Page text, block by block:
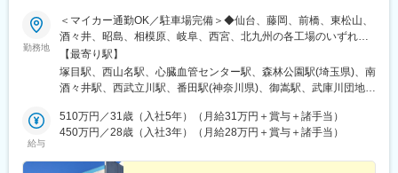
勤務地
＜マイカー通勤OK／駐車場完備＞◆仙台、藤岡、前橋、東松山、
酒々井、昭島、相模原、岐阜、西宮、北九州の各工場のいずれか※
選考時に勤務地のご希望をお伺いします■仙台MDセンター宮城県
黒川郡大衡村松の平2-5■藤岡工場群馬県藤岡市中大塚1065-4■前
橋工場群馬県前橋市小坂子町921-1■東松山MDセンター埼玉県東
旛郡酒々井町墨字木戸1577-1■昭島MDセンター東京都昭島市武蔵
野2-11-10■相模原MDセンター神奈川県相模原市中央区田名塩田1-
宮MDセンター兵庫県西宮市鳴尾浜3-5-7■北九州MDセンター福岡
【最寄り駅】
塚目駅、西山名駅、心臓血管センター駅、森林公園駅(埼玉県)、南
酒々井駅、西武立川駅、番田駅(神奈川県)、御嵩駅、武庫川団地前
給与
510万円／31歳（入社5年）（月給31万円＋賞与＋諸手当）
450万円／28歳（入社3年）（月給28万円＋賞与＋諸手当）